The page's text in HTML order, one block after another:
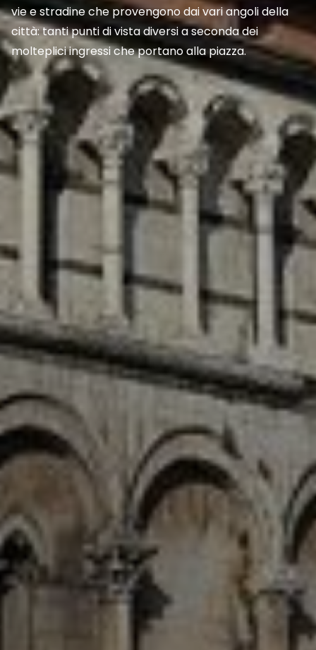
vie e stradine che provengono dai vari angoli della
città: tanti punti di vista diversi a seconda dei
molteplici ingressi che portano alla piazza.